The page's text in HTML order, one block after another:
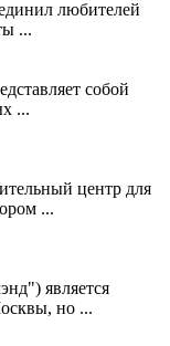
любителей
...
собой
...
центр для
...
является
но ...